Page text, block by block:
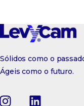
Sólidos como o
Ágeis como o futuro.